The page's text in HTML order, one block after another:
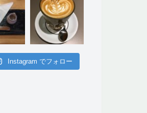
Instagram でフォロー